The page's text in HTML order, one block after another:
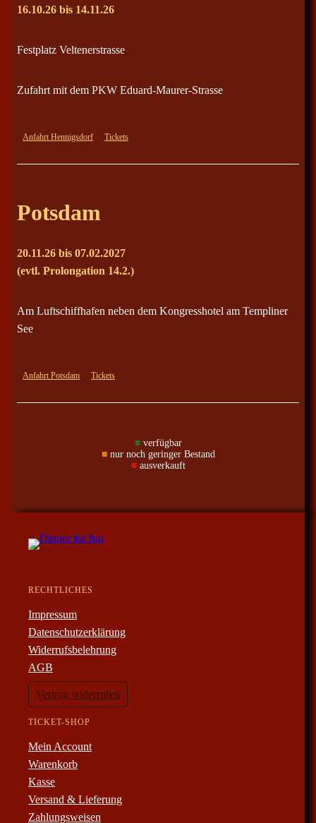
16.10.26 bis 14.11.26
Festplatz Veltenerstrasse
Zufahrt mit dem PKW Eduard-Maurer-Strasse
Anfahrt Hennigsdorf Tickets
Potsdam
20.11.26 bis 07.02.2027
(evtl. Prolongation 14.2.)
Am Luftschiffhafen neben dem Kongresshotel am Templiner
See
Anfahrt Potsdam Tickets
■verfügbar
■nur noch geringer Bestand
■ausverkauft
RECHTLICHES
Impressum
Datenschutzerklärung
Widerrufsbelehrung
AGB
Vertrag widerrufen
TICKET-SHOP
Mein Account
Warenkorb
Kasse
Versand & Lieferung
Zahlungsweisen